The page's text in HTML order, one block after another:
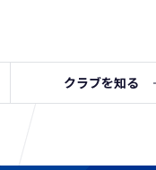
クラブを知る